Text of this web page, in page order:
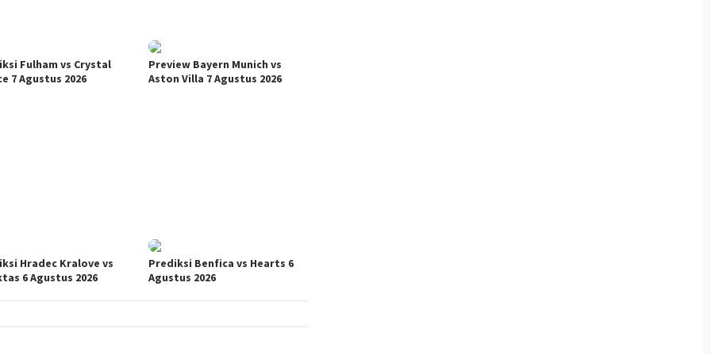
Fulham vs Crystal
7 Agustus 2026
Preview Bayern Munich vs
Aston Villa 7 Agustus 2026
Hradec Kralove vs
6 Agustus 2026
Prediksi Benfica vs Hearts 6
Agustus 2026